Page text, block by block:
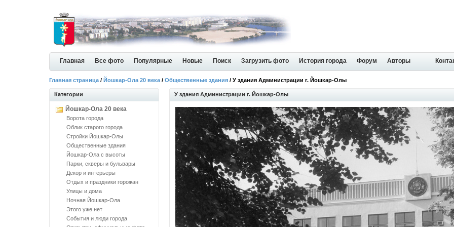
Главная Все фото Популярные Новые Поиск Загрузить фото История города Форум Авторы
Главная страница / Йошкар-Ола 20 века / Общественные здания / У здания Администрации г. Йошкар-Олы
Категории
Йошкар-Ола 20 века
Ворота города
Облик старого города
Стройки Йошкар-Олы
Общественные здания
Йошкар-Ола с высоты
Парки, скверы и бульвары
Декор и интерьеры
Отдых и праздники горожан
Улицы и дома
Ночная Йошкар-Ола
Этого уже нет
События и люди города
У здания Администрации г. Йошкар-Олы